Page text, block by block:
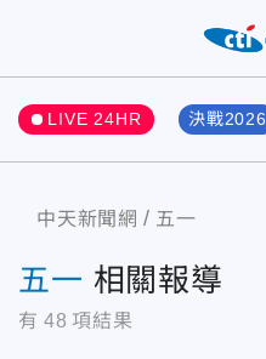
LIVE 24HR 決戰2026
中天新聞網 五一
五一 相關報導
有 48 項結果